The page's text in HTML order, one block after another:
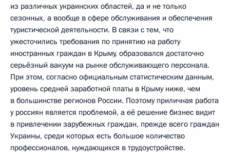
из различных украинских областей, да и не только
сезонных, а вообще в сфере обслуживания и обеспечения
туристической деятельности. В связи с тем, что
ужесточились требования по принятию на работу
иностранных граждан в Крыму, образовался достаточно
серьёзный вакуум на рынке обслуживающего персонала.
При этом, согласно официальным статистическим данным,
уровень средней заработной платы в Крыму ниже, чем
в большинстве регионов России. Поэтому приличная работа
у россиян является проблемой, а её решение бизнес видит
в привлечении зарубежных граждан, прежде всего граждан
Украины, среди которых есть большое количество
профессионалов, нуждающихся в трудоустройстве.